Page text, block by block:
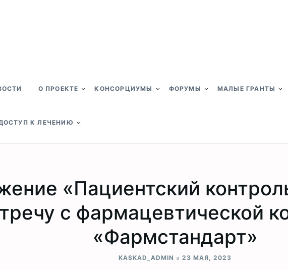
О ПРОЕКТЕ КОНСОРЦИУМЫ ФОРУМЫ МАЛЫЕ ГРАНТЫ
К ЛЕЧЕНИЮ
«Пациентский
с фармацевтической
«Фармстандарт»
KASKAD_ADMIN в 23 МАЯ, 2023